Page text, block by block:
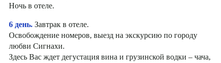
Ночь в отеле.
6 день. Завтрак в отеле.
Освобождение номеров, выезд на экскурсию по городу
любви Сигнахи.
Здесь Вас ждет дегустация вина и грузинской водки – чача,